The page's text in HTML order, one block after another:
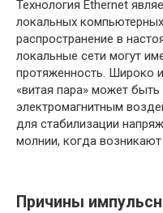
Технология Ethernet
локальных
распространение в
локальные сети могут
протяженность. Широко
«витая пара» может
электромагнитным
для стабилизации
молнии, когда
Причины